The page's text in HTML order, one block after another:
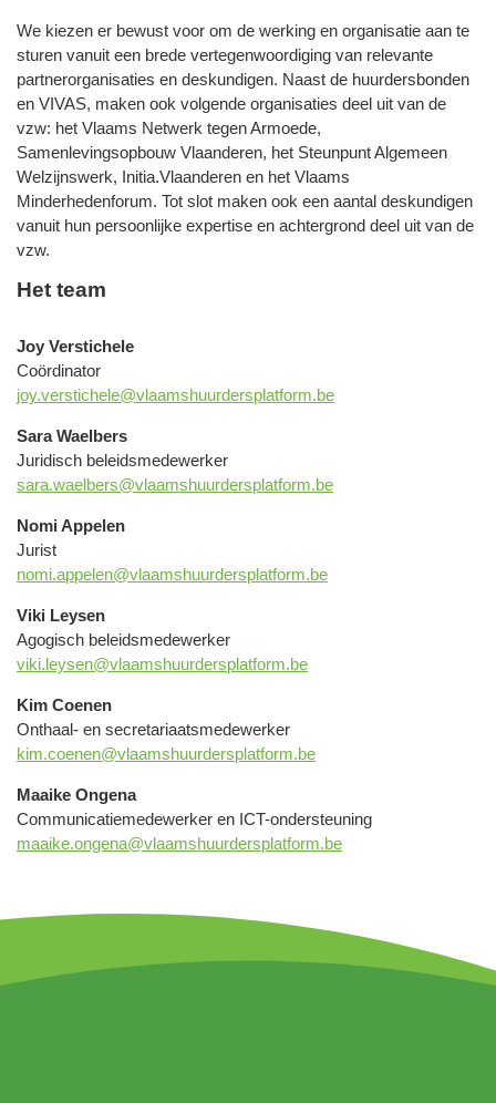
We kiezen er bewust voor om de werking en organisatie aan te
sturen vanuit een brede vertegenwoordiging van relevante
partnerorganisaties en deskundigen. Naast de huurdersbonden
en VIVAS, maken ook volgende organisaties deel uit van de
vzw: het Vlaams Netwerk tegen Armoede,
Samenlevingsopbouw Vlaanderen, het Steunpunt Algemeen
Welzijnswerk, Initia.Vlaanderen en het Vlaams
Minderhedenforum. Tot slot maken ook een aantal deskundigen
vanuit hun persoonlijke expertise en achtergrond deel uit van de
vzw.
Het team
Joy Verstichele
Coördinator
joy.verstichele@vlaamshuurdersplatform.be
Sara Waelbers
Juridisch beleidsmedewerker
sara.waelbers@vlaamshuurdersplatform.be
Nomi Appelen
Jurist
nomi.appelen@vlaamshuurdersplatform.be
Viki Leysen
Agogisch beleidsmedewerker
viki.leysen@vlaamshuurdersplatform.be
Kim Coenen
Onthaal- en secretariaatsmedewerker
kim.coenen@vlaamshuurdersplatform.be
Maaike Ongena
Communicatiemedewerker en ICT-ondersteuning
maaike.ongena@vlaamshuurdersplatform.be